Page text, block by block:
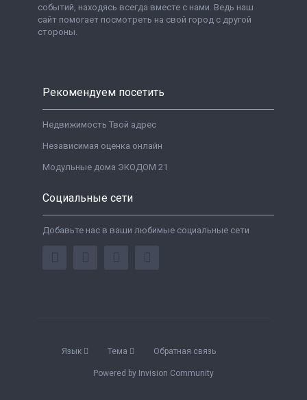
событий, находясь всегда вместе с нами. Ведь наш
сайт помогает посмотреть на свой город с другой
стороны.
Рекомендуем посетить
Недвижимость Твой адрес
Независимая оценка онлайн
Модульные дома ЭКОДОМ 21
Социальные сети
Добавьте нас в ваши любимые социальные сети
Язык Тема Обратная связь
Powered by Invision Community